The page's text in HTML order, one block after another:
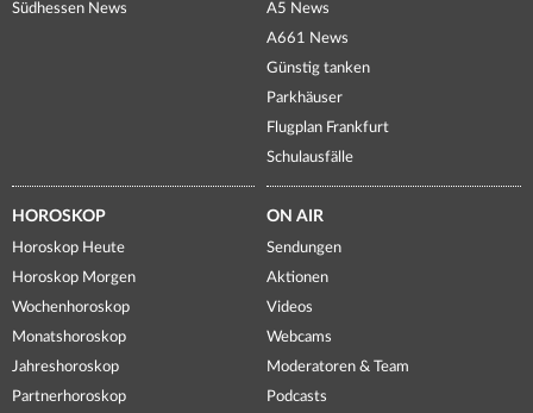
Südhessen News
A5 News
A661 News
Günstig tanken
Parkhäuser
Flugplan Frankfurt
Schulausfälle
HOROSKOP
Horoskop Heute
Horoskop Morgen
Wochenhoroskop
Monatshoroskop
Jahreshoroskop
Partnerhoroskop
ON AIR
Sendungen
Aktionen
Videos
Webcams
Moderatoren & Team
Podcasts